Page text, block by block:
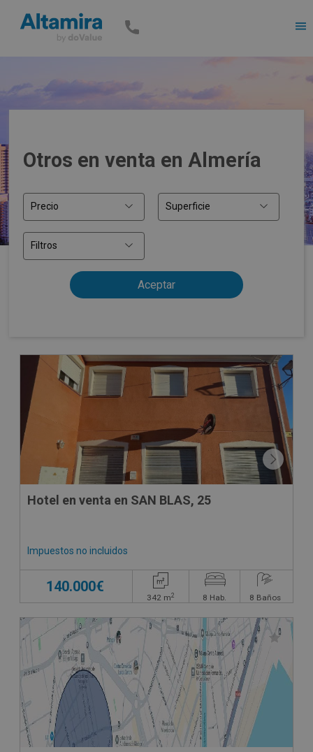
Otros en venta en Almería
Precio Superficie
Filtros
CONDICIONES ESPECIALES
Hotel en venta en SAN BLAS, 25
Impuestos no incluidos
140.000€
342 m2 8 Hab. 8 Baños